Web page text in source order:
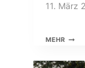
11. März
MEHR